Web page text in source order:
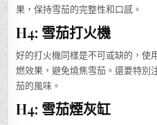
果，保持雪茄的完整性和口感。
H4: 雪茄打火機
好的打火機同樣是不可或缺的，使
燃效果，避免燒焦雪茄。還要特別
茄的風味。
H4: 雪茄煙灰缸